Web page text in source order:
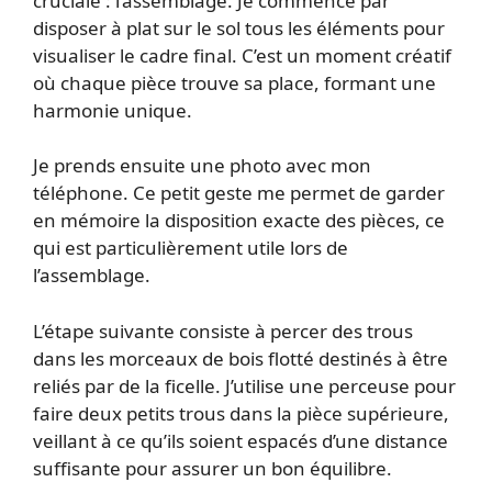
disposer à plat sur le sol tous les éléments pour
visualiser le cadre final. C’est un moment créatif
où chaque pièce trouve sa place, formant une
harmonie unique.
Je prends ensuite une photo avec mon
téléphone. Ce petit geste me permet de garder
en mémoire la disposition exacte des pièces, ce
qui est particulièrement utile lors de
l’assemblage.
L’étape suivante consiste à percer des trous
dans les morceaux de bois flotté destinés à être
reliés par de la ficelle. J’utilise une perceuse pour
faire deux petits trous dans la pièce supérieure,
veillant à ce qu’ils soient espacés d’une distance
suffisante pour assurer un bon équilibre.